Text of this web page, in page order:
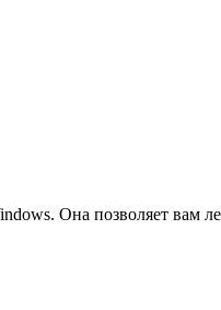
Она позволяет вам